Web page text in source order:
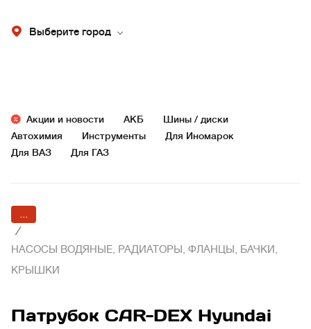
Выберите город
Акции и новости АКБ
Шины / диски
Автохимия
Инструменты
Для Иномарок
Для ВАЗ
Для ГАЗ
...
/
НАСОСЫ ВОДЯНЫЕ, РАДИАТОРЫ, ФЛАНЦЫ, БАЧКИ,
КРЫШКИ
Патрубок CAR-DEX Hyundai